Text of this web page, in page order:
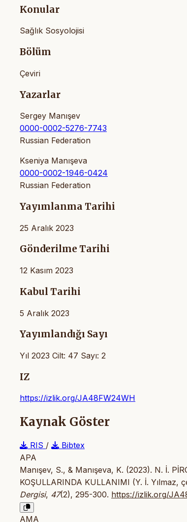
Konular
Sağlık Sosyolojisi
Bölüm
Çeviri
Yazarlar
Sergey Manışev
0000-0002-5276-7743
Russian Federation
Kseniya Manışeva
0000-0002-1946-0424
Russian Federation
Yayımlanma Tarihi
25 Aralık 2023
Gönderilme Tarihi
12 Kasım 2023
Kabul Tarihi
5 Aralık 2023
Yayımlandığı Sayı
Yıl 2023 Cilt: 47 Sayı: 2
IZ
https://izlik.org/JA48FW24WH
Kaynak Göster
RIS /
Bibtex
APA
Manışev, S., & Manışeva, K. (2023). N. İ.
KOŞULLARINDA KULLANIMI (Y. İ. Yılmaz,
Dergisi, 47(2), 295-300. https://izlik.org/
AMA